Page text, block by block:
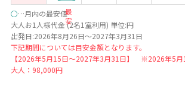
最
安
○…月内の最安値
大人お1人様代金 (2名1室利用) 単位:円
出発日:2026年8月26日～2027年3月31日
下記期間については目安金額となります。
【2026年5月15日～2027年3月31日】 ※2026年5月
大人：98,000円